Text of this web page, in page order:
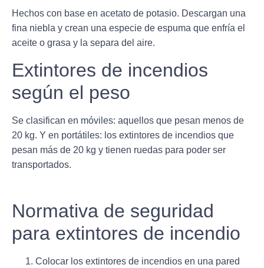
Hechos con base en acetato de potasio. Descargan una
fina niebla y crean una especie de espuma que enfría el
aceite o grasa y la separa del aire.
Extintores de incendios
según el peso
Se clasifican en móviles: aquellos que pesan menos de
20 kg. Y en portátiles: los extintores de incendios que
pesan más de 20 kg y tienen ruedas para poder ser
transportados.
Normativa de seguridad
para extintores de incendio
Colocar los extintores de incendios en una pared